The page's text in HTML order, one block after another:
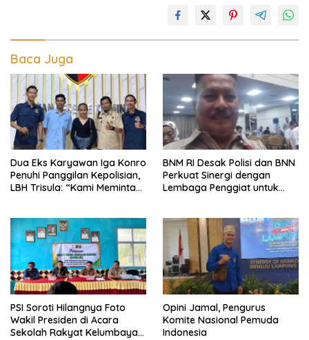
Baca Juga
Dua Eks Karyawan Iga Konro
Penuhi Panggilan Kepolisian,
LBH Trisula: “Kami Meminta
BNM RI Desak Polisi dan BNN
Perkuat Sinergi dengan
Lembaga Penggiat untuk
PSI Soroti Hilangnya Foto
Wakil Presiden di Acara
Sekolah Rakyat Kelumbayan,
Opini Jamal, Pengurus
Komite Nasional Pemuda
Indonesia